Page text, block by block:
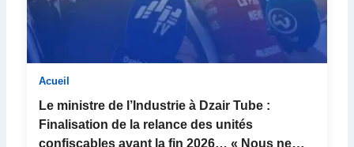
Acueil
Le ministre de l’Industrie à Dzair Tube :
Finalisation de la relance des unités